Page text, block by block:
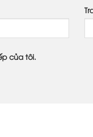
của tôi.